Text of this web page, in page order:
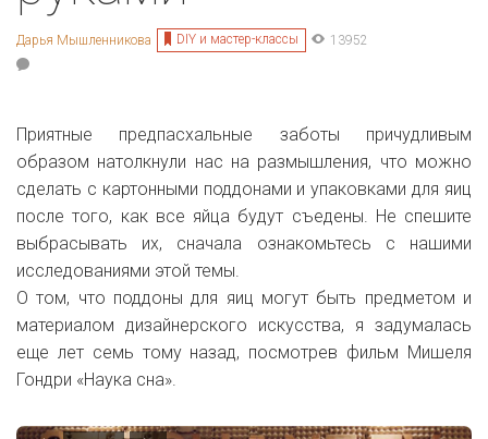
Дарья Мышленникова DIY и мастер-классы 13952
Приятные предпасхальные заботы причудливым
образом натолкнули нас на размышления, что можно
сделать с картонными поддонами и упаковками для яиц
после того, как все яйца будут съедены. Не спешите
выбрасывать их, сначала ознакомьтесь с нашими
исследованиями этой темы.
О том, что поддоны для яиц могут быть предметом и
материалом дизайнерского искусства, я задумалась
еще лет семь тому назад, посмотрев фильм Мишеля
Гондри «Наука сна».